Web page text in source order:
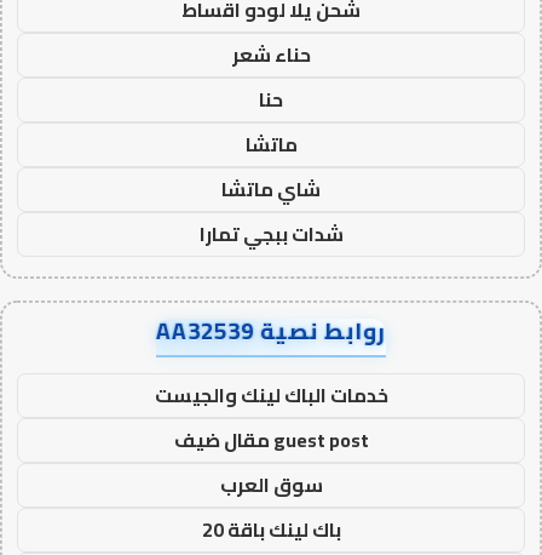
شحن يلا لودو اقساط
حناء شعر
حنا
ماتشا
شاي ماتشا
شدات ببجي تمارا
روابط نصية AA32539
خدمات الباك لينك والجيست
guest post مقال ضيف
سوق العرب
باك لينك باقة 20